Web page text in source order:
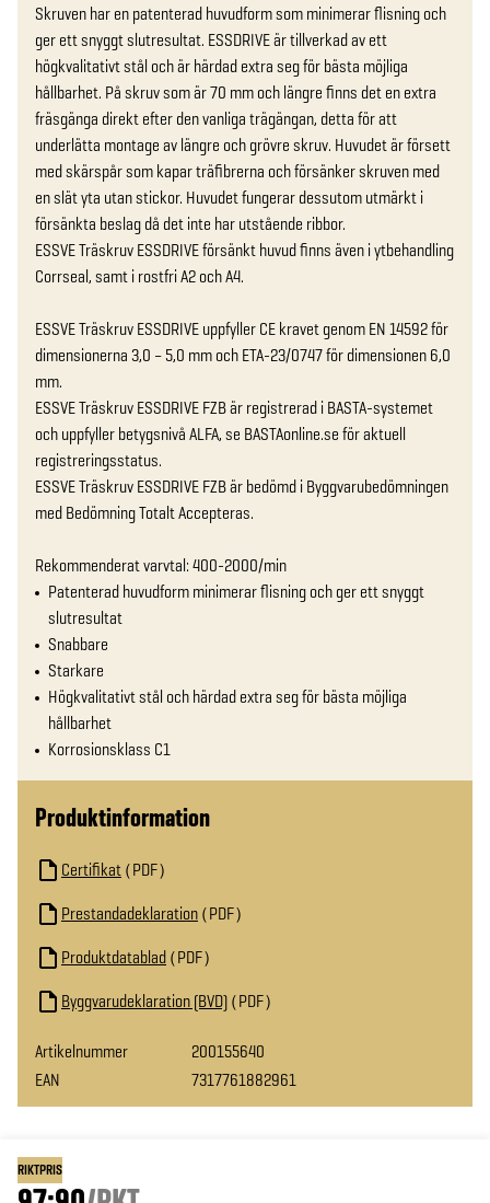
Skruven har en patenterad huvudform som minimerar flisning och
ger ett snyggt slutresultat. ESSDRIVE är tillverkad av ett
högkvalitativt stål och är härdad extra seg för bästa möjliga
hållbarhet. På skruv som är 70 mm och längre finns det en extra
fräsgänga direkt efter den vanliga trägängan, detta för att
underlätta montage av längre och grövre skruv. Huvudet är försett
med skärspår som kapar träfibrerna och försänker skruven med
en slät yta utan stickor. Huvudet fungerar dessutom utmärkt i
försänkta beslag då det inte har utstående ribbor.
ESSVE Träskruv ESSDRIVE försänkt huvud finns även i ytbehandling
Corrseal, samt i rostfri A2 och A4.
ESSVE Träskruv ESSDRIVE uppfyller CE kravet genom EN 14592 för
dimensionerna 3,0 – 5,0 mm och ETA-23/0747 för dimensionen 6,0
mm.
ESSVE Träskruv ESSDRIVE FZB är registrerad i BASTA-systemet
och uppfyller betygsnivå ALFA, se BASTAonline.se för aktuell
registreringsstatus.
ESSVE Träskruv ESSDRIVE FZB är bedömd i Byggvarubedömningen
med Bedömning Totalt Accepteras.
Rekommenderat varvtal: 400-2000/min
Patenterad huvudform minimerar flisning och ger ett snyggt
slutresultat
Snabbare
Starkare
Högkvalitativt stål och härdad extra seg för bästa möjliga
hållbarhet
Korrosionsklass C1
Produktinformation
Certifikat PDF
Prestandadeklaration PDF
Produktdatablad PDF
Byggvarudeklaration (BVD) PDF
Artikelnummer
200155640
EAN
7317761882961
RIKTPRIS